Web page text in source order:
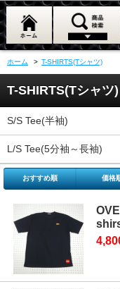
ホーム > T-SHIRTS(Tシャツ)
T-SHIRTS(Tシャツ)
S/S Tee(半袖)
L/S Tee(5分袖～長袖)
おすすめ順 価格